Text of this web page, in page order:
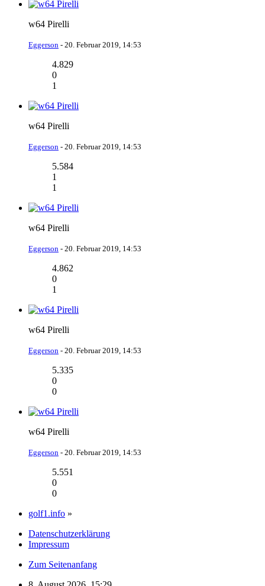
w64 Pirelli
Eggerson - 20. Februar 2019, 14:53
4.829
0
1
w64 Pirelli
Eggerson - 20. Februar 2019, 14:53
5.584
1
1
w64 Pirelli
Eggerson - 20. Februar 2019, 14:53
4.862
0
1
w64 Pirelli
Eggerson - 20. Februar 2019, 14:53
5.335
0
0
w64 Pirelli
Eggerson - 20. Februar 2019, 14:53
5.551
0
0
golf1.info »
Datenschutzerklärung
Impressum
Zum Seitenanfang